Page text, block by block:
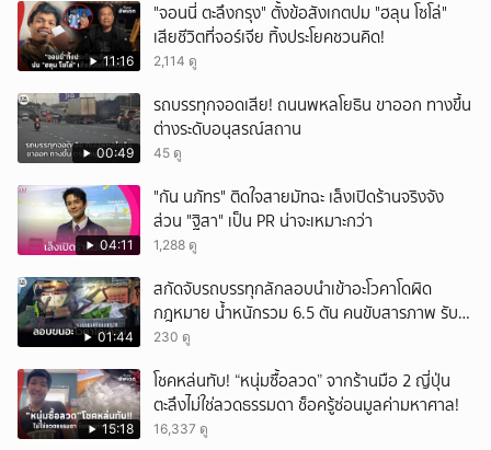
11:16
"จอนนี่ ตะลึงกรุง" ตั้งข้อสังเกตปม "ฮลุน โซโล่"
เสียชีวิตที่จอร์เจีย ทิ้งประโยคชวนคิด!
2,114 ดู
00:49
รถบรรทุกจอดเสีย! ถนนพหลโยธิน ขาออก ทางขึ้น
ต่างระดับอนุสรณ์สถาน
45 ดู
04:11
"กัน นภัทร" ติดใจสายมัทฉะ เล็งเปิดร้านจริงจัง
ส่วน "ฐิสา" เป็น PR น่าจะเหมาะกว่า
1,288 ดู
01:44
สกัดจับรถบรรทุกลักลอบนำเข้าอะโวคาโดผิด
กฎหมาย น้ำหนักรวม 6.5 ตัน คนขับสารภาพ รับ
ค่าจ้างเที่ยวละ 5,000 บาท
230 ดู
15:18
โชคหล่นทับ! “หนุ่มซื้อลวด” จากร้านมือ 2 ญี่ปุ่น
ตะลึงไม่ใช่ลวดธรรมดา ช็อครู้ซ่อนมูลค่ามหาศาล!
16,337 ดู